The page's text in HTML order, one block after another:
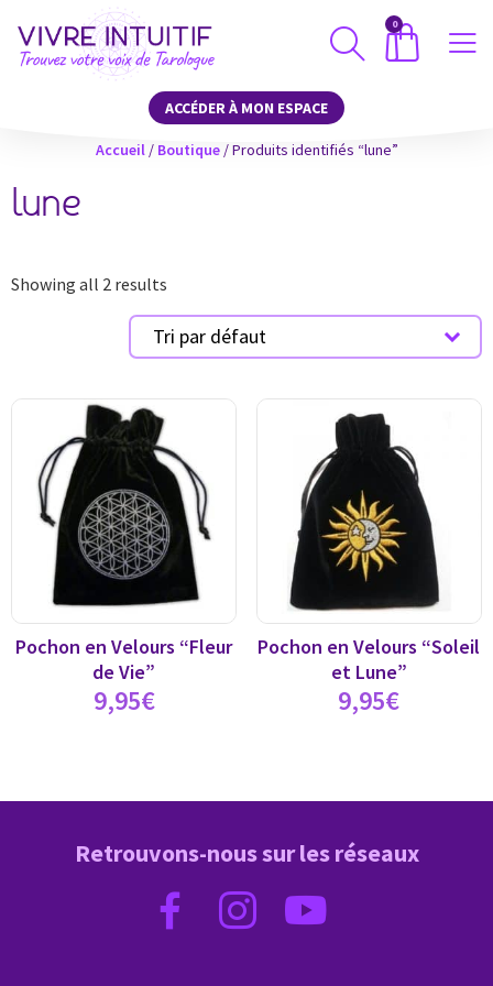
0
ACCÉDER À MON ESPACE
Accueil/ Boutique/ Produits identifiés “lune”
lune
Showing all 2 results
Pochon en Velours “Fleur
de Vie”
9,95€
Pochon en Velours “Soleil
et Lune”
9,95€
Retrouvons-nous sur les réseaux